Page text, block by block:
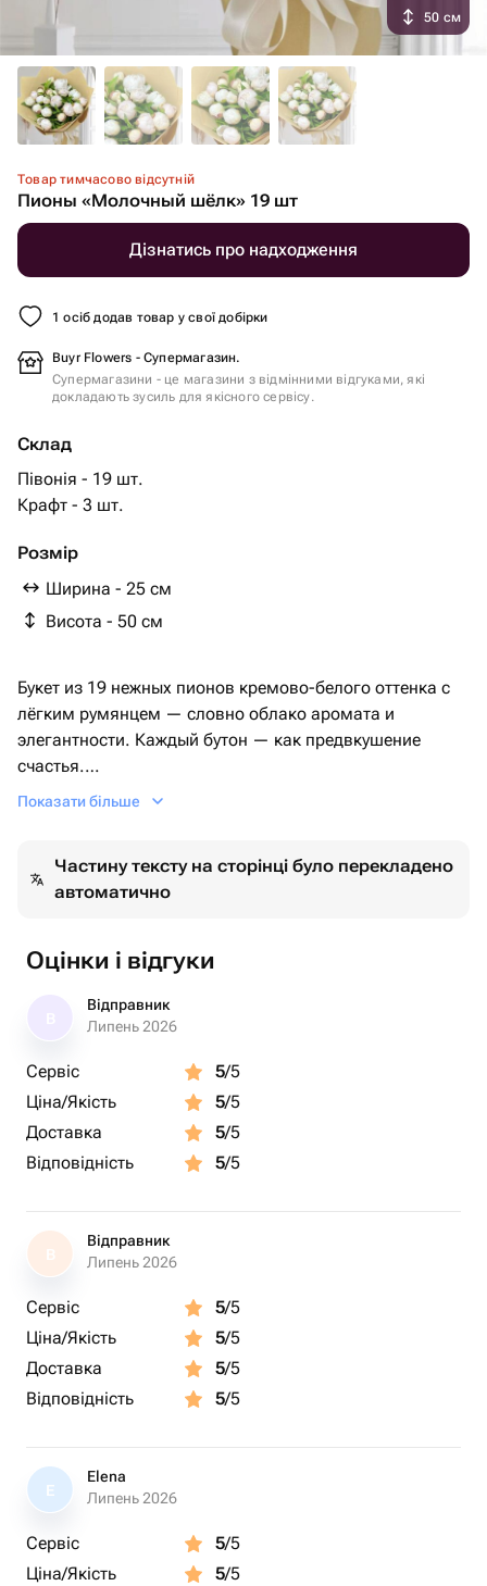
Товар тимчасово відсутній
Пионы «Молочный шёлк» 19 шт
Дізнатись про надходження
1 осіб додав товар у свої добірки
Buyr Flowers - Супермагазин.
Супермагазини - це магазини з відмінними відгуками, які
докладають зусиль для якісного сервісу.
Склад
Півонія - 19 шт.
Крафт - 3 шт.
Розмір
Ширина - 25 см
Висота - 50 см
50 см
Букет из 19 нежных пионов кремово-белого оттенка с
лёгким румянцем — словно облако аромата и
элегантности. Каждый бутон — как предвкушение
счастья.
Оформлен в крафтовую бумагу и перевязан широкой
человека.
🔸 Ароматные, плотные бутоны
🔸 Доставка день в день
Цвет и степень раскрытия бутонов могут немного в
Показати більше
Частину тексту на сторінці було перекладено
автоматично
Оцінки і відгуки
Відправник
Липень 2026
Сервіс 5/5
Ціна/Якість
5/5
Доставка
5/5
Відповідність
5/5
В
Відправник
Липень 2026
Сервіс 5/5
Ціна/Якість
5/5
Доставка
5/5
Відповідність
5/5
E
Elena
Липень 2026
Сервіс 5/5
Ціна/Якість
5/5